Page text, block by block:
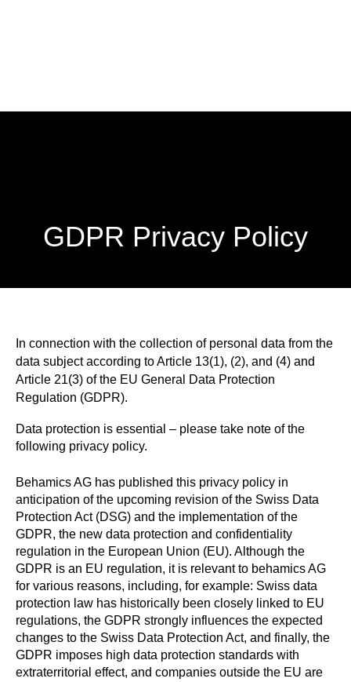
GDPR Privacy Policy
In connection with the collection of personal data from the
data subject according to Article 13(1), (2), and (4) and
Article 21(3) of the EU General Data Protection
Regulation (GDPR).
Data protection is essential – please take note of the
following privacy policy.
Behamics AG has published this privacy policy in
anticipation of the upcoming revision of the Swiss Data
Protection Act (DSG) and the implementation of the
GDPR, the new data protection and confidentiality
regulation in the European Union (EU). Although the
GDPR is an EU regulation, it is relevant to behamics AG
for various reasons, including, for example: Swiss data
protection law has historically been closely linked to EU
regulations, the GDPR strongly influences the expected
changes to the Swiss Data Protection Act, and finally, the
GDPR imposes high data protection standards with
extraterritorial effect, and companies outside the EU are